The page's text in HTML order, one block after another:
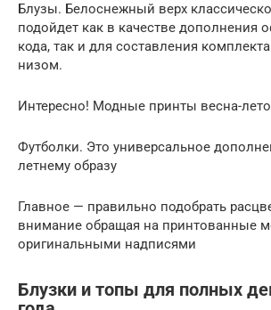
Блузы. Белоснежный верх
подойдет как в качестве дополнения
кода, так и для составления
низом.
Интересно! Модные принты весна-
Футболки. Это универсальное
летнему образу
Главное — правильно подобрать
внимание обращая на принтованные
оригинальными надписями
Блузки и топы для полных